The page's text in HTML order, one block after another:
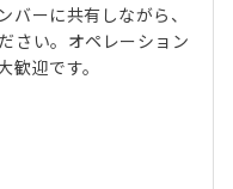
バーに共有しながら、
さい。オペレーション
歓迎です。